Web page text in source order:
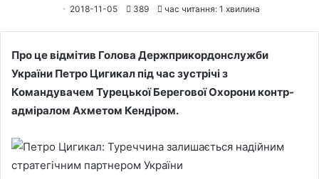
2018-11-05 389 час читання: 1 хвилина
Про це відмітив Голова Держприкордонслужби
України Петро Цигикал під час зустрічі з
Командувачем Турецької Берегової Охорони контр-
адміралом Ахметом Кендіром.